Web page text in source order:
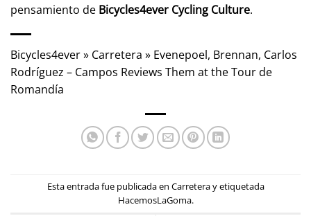
pensamiento de Bicycles4ever Cycling Culture.
Bicycles4ever» Carretera » Evenepoel, Brennan, Carlos
Rodríguez – Campos Reviews Them at the Tour de
Romandía
Esta entrada fue publicada en Carreteray etiquetada
HacemosLaGoma.